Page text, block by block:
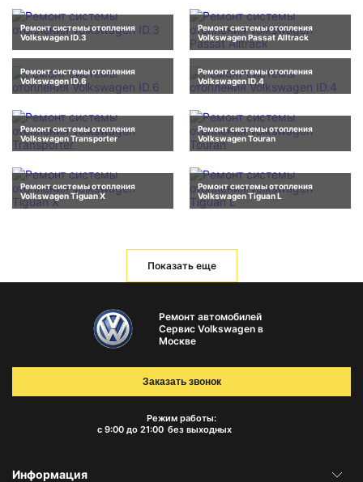
Ремонт системы отопления
Volkswagen ID.3
Ремонт системы отопления
Volkswagen Passat Alltrack
Ремонт системы отопления
Volkswagen ID.6
Ремонт системы отопления
Volkswagen ID.4
Ремонт системы отопления
Volkswagen Transporter
Ремонт системы отопления
Volkswagen Touran
Ремонт системы отопления
Volkswagen Tiguan X
Ремонт системы отопления
Volkswagen Tiguan L
Показать еще
Ремонт автомобилей
Сервис Volkswagen в
Москве
Режим работы:
с 9:00 до 21:00 без выходных
Заказать звонок
Информация